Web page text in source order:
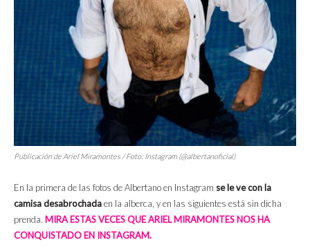
Publicación de Ariel Miramontes / Foto: Instagram (@albertanoficial)
En la primera de las fotos de Albertano en Instagram se le ve con la
camisa desabrochadaen la alberca, y en las siguientes está sin dicha
prenda. MIRA ESTAS VECES QUE ARIEL MIRAMONTES NOS HA
CONQUISTADO EN INSTAGRAM.